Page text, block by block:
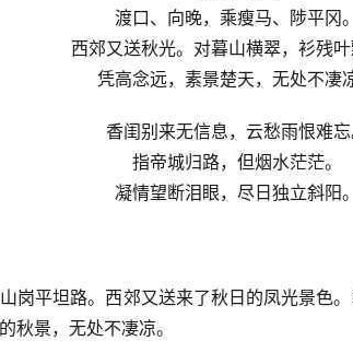
渡口、向晚，乘瘦马、陟平冈。
西郊又送秋光。对暮山横翠，衫残叶
凭高念远，素景楚天，无处不凄
香闺别来无信息，云愁雨恨难忘
指帝城归路，但烟水茫茫。
凝情望断泪眼，尽日独立斜阳。
岗平坦路。西郊又送来了秋日的凤光景色
秋景，无处不凄凉。